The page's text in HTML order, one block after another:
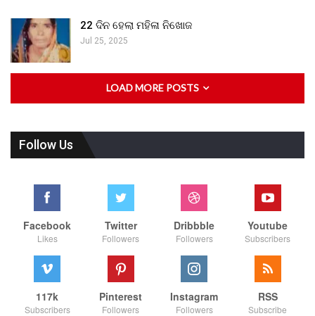
22 ଦିନ ହେଲା ମହିଳା ନିଖୋଜ
Jul 25, 2025
LOAD MORE POSTS
Follow Us
Facebook
Likes
Twitter
Followers
Dribbble
Followers
Youtube
Subscribers
117k
Subscribers
Pinterest
Followers
Instagram
Followers
RSS
Subscribe